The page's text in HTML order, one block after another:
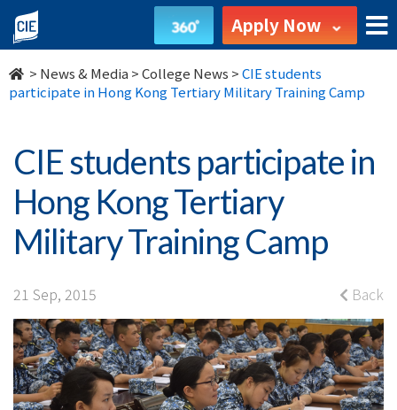
CIE
students
participate
Hong
Kong
Tertiary
Military
Training
Camp
Apply Now
> News & Media >College News >CIE students
participate in Hong Kong Tertiary Military Training Camp
CIE students participate in
Hong Kong Tertiary
Military Training Camp
21 Sep, 2015 Back